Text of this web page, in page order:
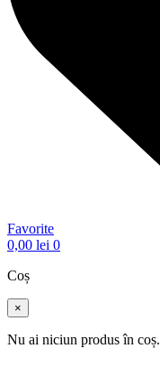
Favorite
0,00 lei 0
Coș
×
Nu ai niciun produs în coș.